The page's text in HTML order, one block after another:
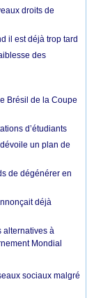
droits de
il est déjà trop tard
des
Brésil de la Coupe
d’étudiants
un plan de
de dégénérer en
déjà
alternatives à
Mondial
sociaux malgré